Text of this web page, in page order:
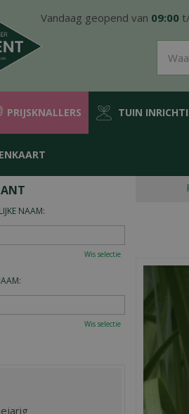
Vandaag geopend van 09:00
PRIJSKNALLERS TUIN
NAAM:
Wis selectie
Wis selectie